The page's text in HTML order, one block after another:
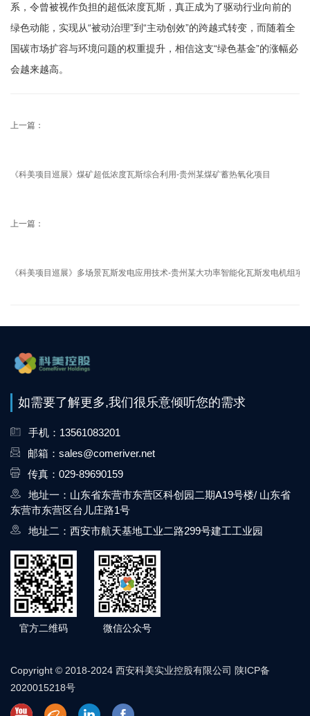
系，令曾被视作负担的超低浓度瓦斯，真正成为了驱动行业向前的
绿色动能，实现从“被动治理”到“主动创效”的跨越式转变，而随着全
国碳市场扩容与环境问题的权重提升，相信这支“绿色基金”的涨幅必
会越来越高。
上一篇：
《科美项目巡展》煤矿超低浓度瓦斯综合利用-贵州某煤矿蓄热氧化项目
上一篇：
《科美项目巡展》多场景瓦斯发电应用技术-贵州某大功率智能化瓦斯发电机组项
如需要了解更多,我们很乐意倾听您的需求
手机：13561083201
邮箱：sales@comeriver.net
传真：029-89690159
地址一：山东省东营市东营区科创园二期A19号楼/ 山东省
东营市东营区台儿庄路1号
地址二：西安市航天基地工业二路299号建工工业园
官方二维码 微信公众号
Copyright © 2018-2024 西安科美实业控股有限公司 陕ICP备
2020015218号